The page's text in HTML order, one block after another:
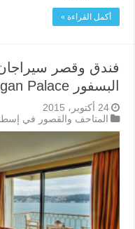
أكمل القراءة »
فندق وقصر
البسفور Ciragan Palace
24 أكتوبر، 2015
المتاحف والقصور في